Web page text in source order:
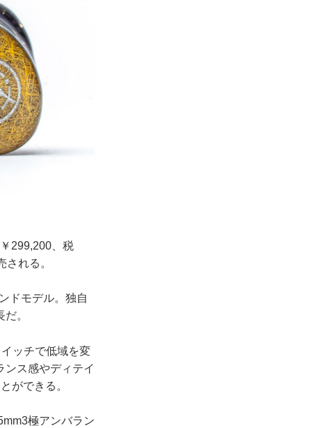
299,200、税
れる。
ドモデル。独自
。
ッチで低域を変
ス感やディテイ
ができる。
極アンバラン